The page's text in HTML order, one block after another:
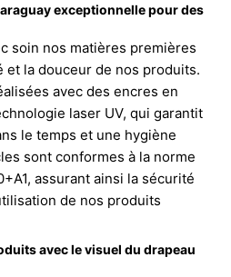
exceptionnelle pour des
soin nos matières premières
et la douceur de nos produits.
avec des encres en
laser UV, qui garantit
le temps et une hygiène
sont conformes à la norme
assurant ainsi la sécurité
de nos produits
avec le visuel du drapeau